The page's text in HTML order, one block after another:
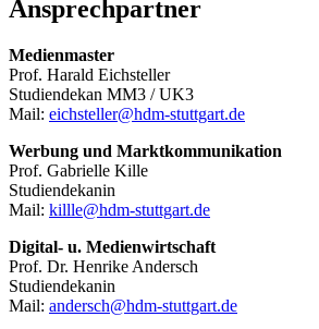
Ansprechpartner
Medienmaster
Prof. Harald Eichsteller
Studiendekan MM3 / UK3
Mail: eichsteller@hdm-stuttgart.de
Werbung und Marktkommunikation
Prof. Gabrielle Kille
Studiendekanin
Mail: killle@hdm-stuttgart.de
Digital- u. Medienwirtschaft
Prof. Dr. Henrike Andersch
Studiendekanin
Mail: andersch@hdm-stuttgart.de